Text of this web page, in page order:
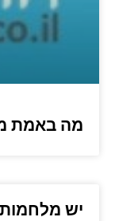
מה באמת
יש מלחמות